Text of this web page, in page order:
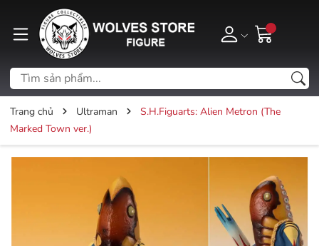
Trang chủ Ultraman
S.H.Figuarts: Alien Metron (The
Marked Town ver.)